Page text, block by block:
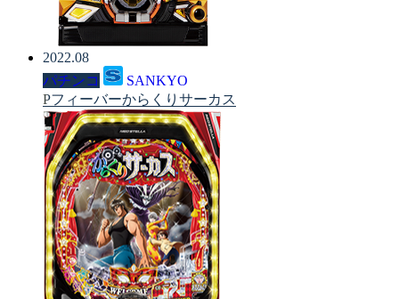
2022.08
パチンコ
SANKYO
Pフィーバーからくりサーカス